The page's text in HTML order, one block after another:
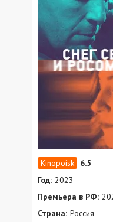
6.5
Год: 2023
Премьера в РФ:
Страна: Россия